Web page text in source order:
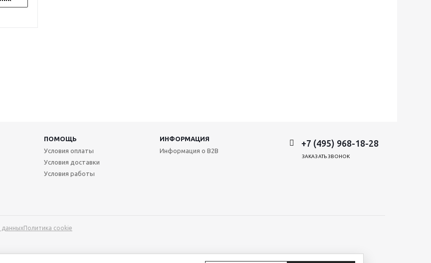
ПОМОЩЬ
ИНФОРМАЦИЯ
Условия оплаты
Условия доставки
Условия работы
Информация о B2B
+7 (495) 968-18-28
ЗАКАЗАТЬ ЗВОНОК
данныхПолитика cookie